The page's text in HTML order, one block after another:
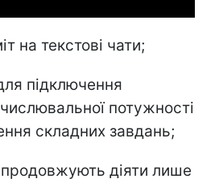
на текстові чати;
підключення
потужності
складних завдань;
продовжують діяти лише